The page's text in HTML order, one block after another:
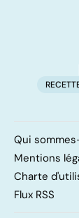
Qui
Mentions
Charte
Flux RSS